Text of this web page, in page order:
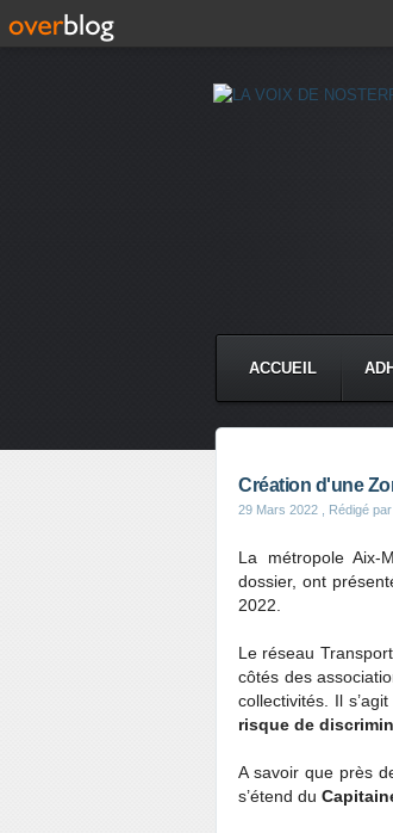
ACCUEIL
Création d'une
29 Mars 2022 , Rédigé
La métropole Aix-
dossier, ont
2022.
Le réseau
côtés des
collectivités. Il
risque de
A savoir que près
s’étend du